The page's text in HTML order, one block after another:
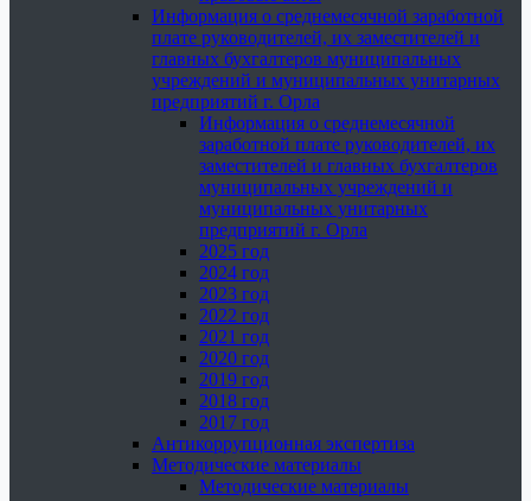
Информация о среднемесячной заработной
плате руководителей, их заместителей и
главных бухгалтеров муниципальных
учреждений и муниципальных унитарных
предприятий г. Орла
Информация о среднемесячной
заработной плате руководителей, их
заместителей и главных бухгалтеров
муниципальных учреждений и
муниципальных унитарных
предприятий г. Орла
2025 год
2024 год
2023 год
2022 год
2021 год
2020 год
2019 год
2018 год
2017 год
Антикоррупционная экспертиза
Методические материалы
Методические материалы